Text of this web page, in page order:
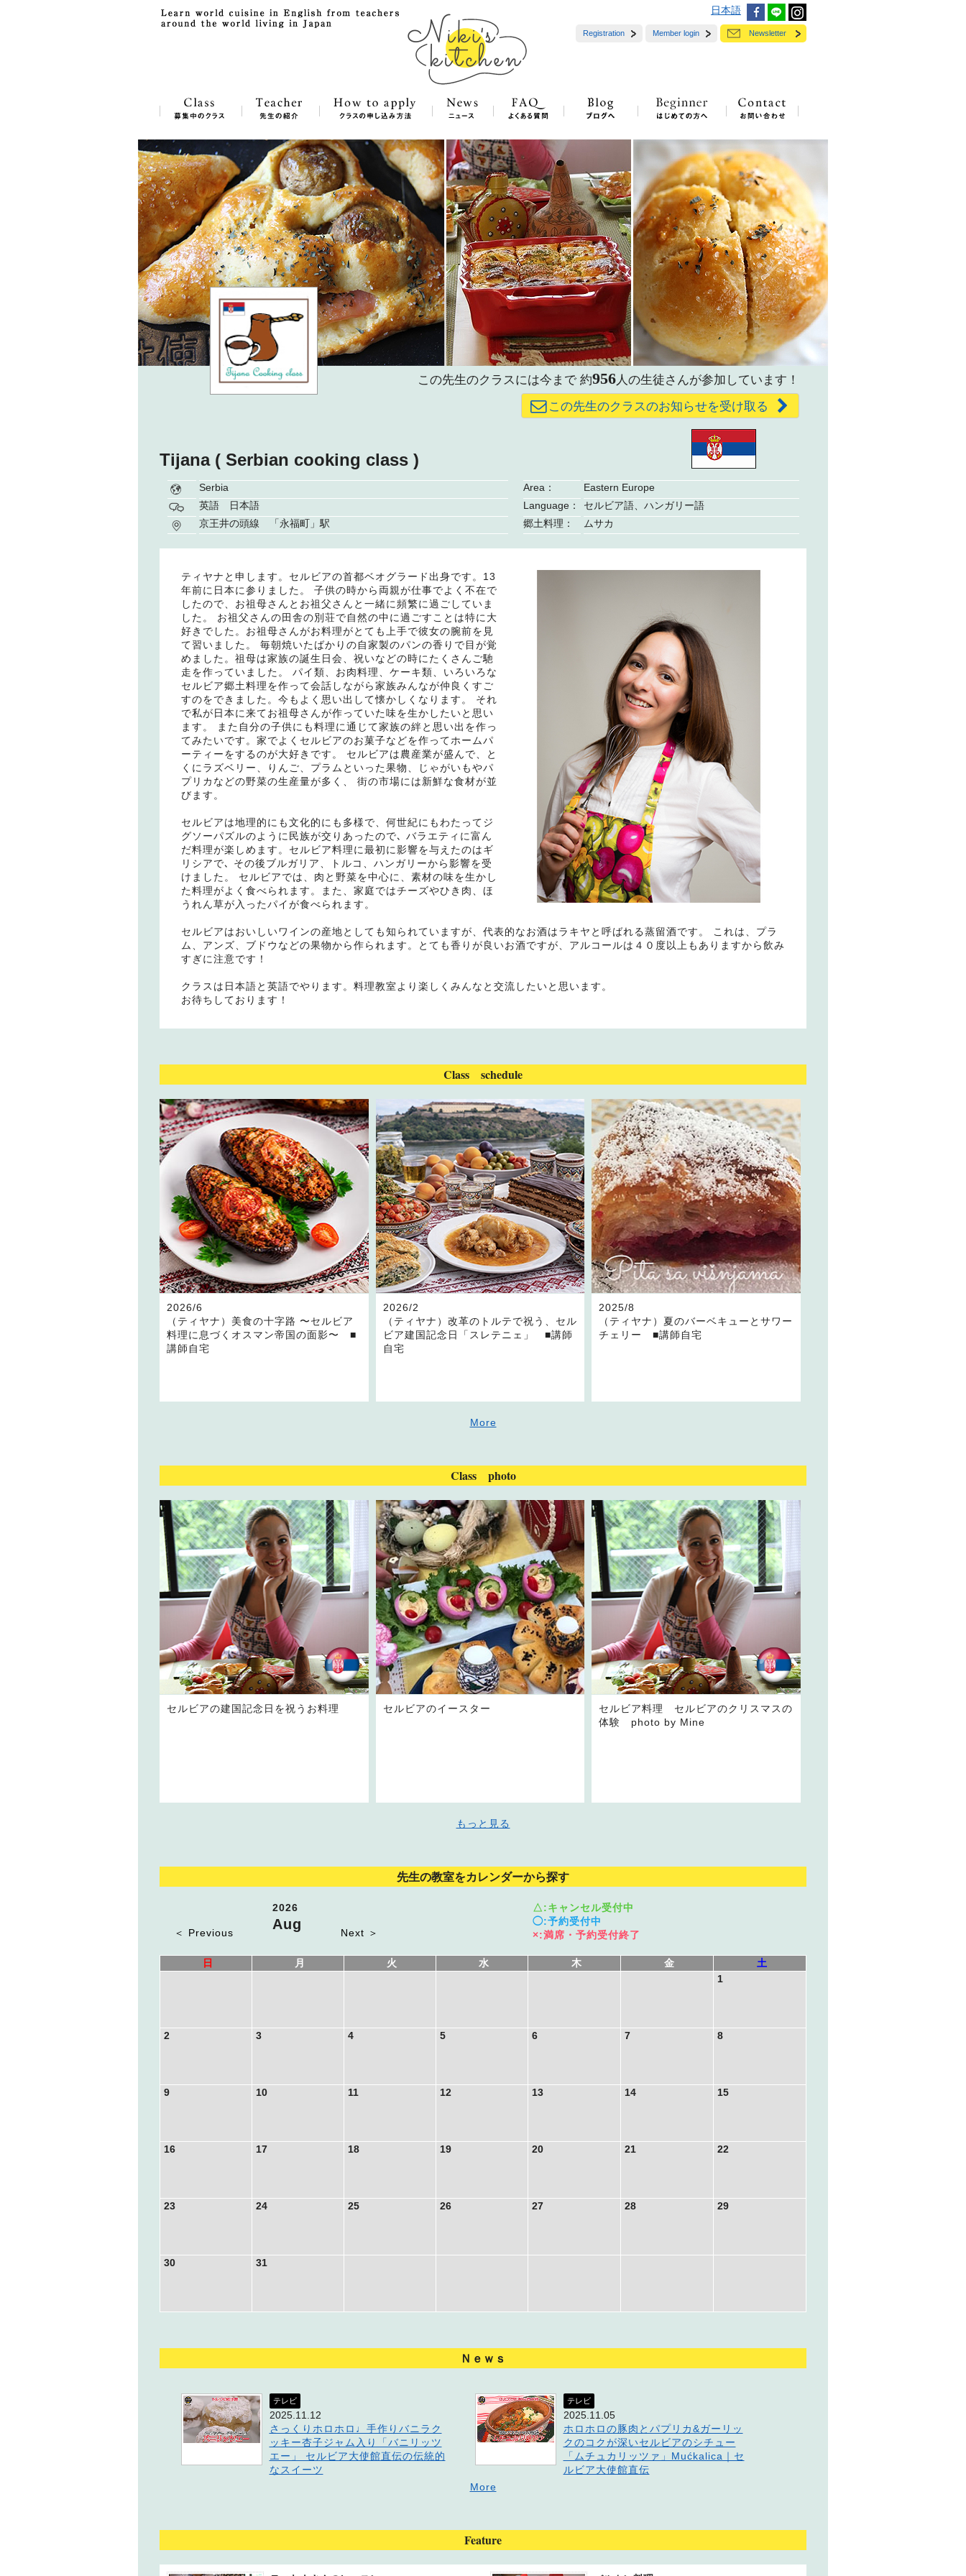
日本語
Registration Member login Newsletter
この先生のクラスには今まで 約956人の生徒さんが参加しています！
この先生のクラスのお知らせを受け取る
Tijana ( Serbian cooking class )
Serbia
英語 日本語
京王井の頭線 「永福町」駅
Area：
Eastern Europe
Language：
セルビア語、ハンガリー語
郷土料理：
ムサカ
ティヤナと申します。セルビアの首都ベオグラード出身です。13
年前に日本に参りました。 子供の時から両親が仕事でよく不在で
したので、お祖母さんとお祖父さんと一緒に頻繁に過ごしていま
した。 お祖父さんの田舎の別荘で自然の中に過ごすことは特に大
好きでした。お祖母さんがお料理がとても上手で彼女の腕前を見
て習いました。 毎朝焼いたばかりの自家製のパンの香りで目が覚
めました。祖母は家族の誕生日会、祝いなどの時にたくさんご馳
走を作っていました。 パイ類、お肉料理、ケーキ類、いろいろな
セルビア郷土料理を作って会話しながら家族みんなが仲良くすご
すのをできました。今もよく思い出して懐かしくなります。 それ
で私が日本に来てお祖母さんが作っていた味を生かしたいと思い
ます。 また自分の子供にも料理に通じて家族の絆と思い出を作っ
てみたいです。家でよくセルビアのお菓子などを作ってホームパ
ーティーをするのが大好きです。 セルビアは農産業が盛んで、と
くにラズベリー、りんご、プラムといった果物、じゃがいもやパ
プリカなどの野菜の生産量が多く、 街の市場には新鮮な食材が並
びます。
セルビアは地理的にも文化的にも多様で、何世紀にもわたってジ
グソーパズルのように民族が交りあったので､ バラエティに富ん
だ料理が楽しめます。セルビア料理に最初に影響を与えたのはギ
リシアで､ その後ブルガリア、トルコ、ハンガリーから影響を受
けました。 セルビアでは、肉と野菜を中心に、素材の味を生かし
た料理がよく食べられます。また、家庭ではチーズやひき肉、ほ
うれん草が入ったパイが食べられます。
セルビアはおいしいワインの産地としても知られていますが、代表的なお酒はラキヤと呼ばれる蒸留酒です。 これは、プラ
ム、アンズ、ブドウなどの果物から作られます。とても香りが良いお酒ですが、アルコールは４０度以上もありますから飲み
すぎに注意です！
クラスは日本語と英語でやります。料理教室より楽しくみんなと交流したいと思います。
お待ちしております！
Class schedule
2026/6
（ティヤナ）美食の十字路 〜セルビア
料理に息づくオスマン帝国の面影〜 ■
講師自宅
2026/2
（ティヤナ）改革のトルテで祝う、セル
ビア建国記念日「スレテニェ」 ■講師
自宅
2025/8
（ティヤナ）夏のバーベキューとサワー
チェリー ■講師自宅
More
Class photo
セルビアの建国記念日を祝うお料理 セルビアのイースター
セルビア料理 セルビアのクリスマスの
体験 photo by Mine
もっと見る
先生の教室をカレンダーから探す
＜ Previous
2026
Aug
Next ＞
△:キャンセル受付中
◯:予約受付中
×:満席・予約受付終了
日 月 火 水 木 金
土
1
2 3 4 5 6 7 8
9 10 11 12 13 14 15
16 17 18 19 20 21 22
23 24 25 26 27 28 29
30 31
Ｎｅｗｓ
テレビ
2025.11.12
さっくりホロホロ♩手作りバニラク
ッキー杏子ジャム入り「バニリッツ
エー」 セルビア大使館直伝の伝統的
なスイーツ
テレビ
2025.11.05
ホロホロの豚肉とパプリカ&ガーリッ
クのコクが深いセルビアのシチュー
「ムチュカリッツァ」Mućkalica｜セ
ルビア大使館直伝
More
Feature